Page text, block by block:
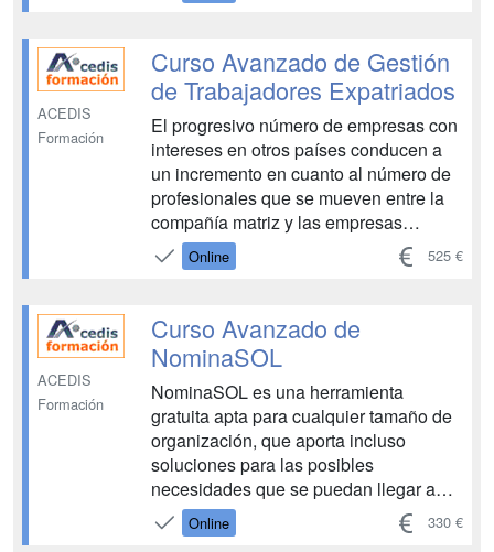
de diseñar e implantar sistemas de
retribu...
ACEDIS
Formación
Curso Avanzado de Gestión
de Trabajadores Expatriados
El progresivo número de empresas con
intereses en otros países conducen a
un incremento en cuanto al número de
profesionales que se mueven entre la
compañía matriz y las empresas
subsidiarias. Se trata de trabajadores
"expatriados"; esto es, aquellos que
a aquel en el que fueron...
Online 525 €
ACEDIS
Formación
Curso Avanzado de
NominaSOL
NominaSOL es una herramienta
gratuita apta para cualquier tamaño de
organización, que aporta incluso
soluciones para las posibles
necesidades que se puedan llegar a
plantear en una asesoría laboral. Su
popularidad tiene que ver con el hecho
Online 330 €